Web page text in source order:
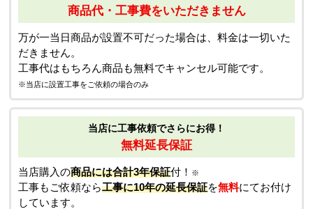
商品代・工事費をいただきません
万が一当日商品が設置不可だった場合は、料金は一切いた
だきません。
工事代はもちろん商品も無料でキャンセル可能です。
※当店に設置工事をご依頼の場合のみ
当店に工事依頼でさらにお得！
無料延長保証
当店購入の商品には合計3年保証付！ ※
工事もご依頼なら工事に10年の延長保証を無料にてお付け
しています。